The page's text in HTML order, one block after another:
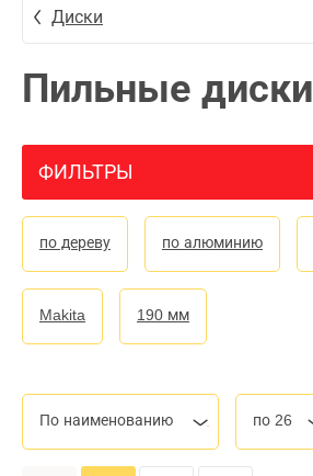
Диски
Пильные диски
ФИЛЬТРЫ
по дереву по алюминию
Makita 190 мм
По наименованию по 26